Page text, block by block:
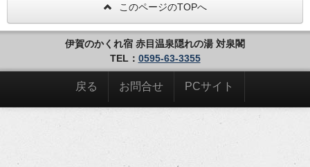
このページのTOPへ
伊賀のかくれ宿 赤目温泉隠れの湯 対泉閣
TEL： 0595-63-3355
戻る お問合せ PCサイト